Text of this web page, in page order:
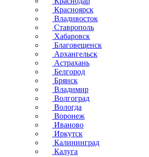
Красноярск
Владивосток
Ставрополь
Хабаровск
Благовещенск
Архангельск
Астрахань
Белгород
Брянск
Владимир
Волгоград
Вологда
Воронеж
Иваново
Иркутск
Калининград
Калуга